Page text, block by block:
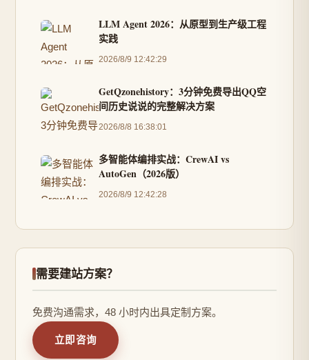
LLM Agent 2026：从原型到生产级工程
实践
2026/8/9 12:42:29
GetQzonehistory：3分钟免费导出QQ空
间历史说说的完整解决方案
2026/8/8 16:38:01
多智能体编排实战：CrewAI vs
AutoGen（2026版）
2026/8/9 12:42:28
需要建站方案？
免费沟通需求，48 小时内出具定制方案。
立即咨询